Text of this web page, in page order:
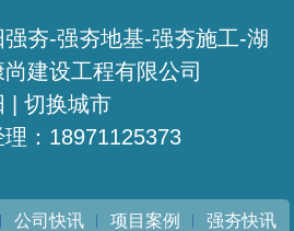
强夯-强夯地基-强夯施工-湖
尚建设工程有限公司
|切换城市
理：18971125373
公司快讯 项目案例 强夯快讯